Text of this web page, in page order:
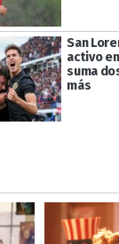
San
activo
suma
más